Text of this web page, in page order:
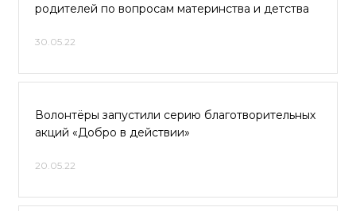
родителей по вопросам материнства и детства
30.05.22
Волонтёры запустили серию благотворительных
акций «Добро в действии»
20.05.22